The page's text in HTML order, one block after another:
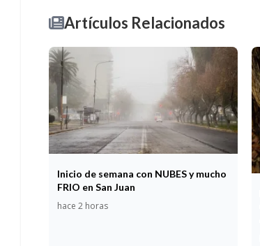
Artículos Relacionados
Inicio de semana con NUBES y mucho
FRIO en San Juan
hace 2 horas